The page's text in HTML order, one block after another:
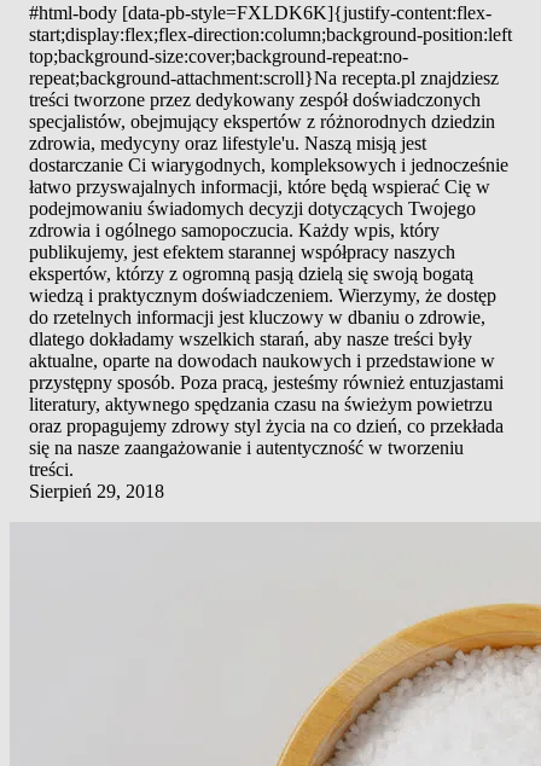
#html-body [data-pb-style=FXLDK6K]{justify-content:flex-
start;display:flex;flex-direction:column;background-position:left
top;background-size:cover;background-repeat:no-
repeat;background-attachment:scroll}Na recepta.pl znajdziesz
treści tworzone przez dedykowany zespół doświadczonych
specjalistów, obejmujący ekspertów z różnorodnych dziedzin
zdrowia, medycyny oraz lifestyle'u. Naszą misją jest
dostarczanie Ci wiarygodnych, kompleksowych i jednocześnie
łatwo przyswajalnych informacji, które będą wspierać Cię w
podejmowaniu świadomych decyzji dotyczących Twojego
zdrowia i ogólnego samopoczucia. Każdy wpis, który
publikujemy, jest efektem starannej współpracy naszych
ekspertów, którzy z ogromną pasją dzielą się swoją bogatą
wiedzą i praktycznym doświadczeniem. Wierzymy, że dostęp
do rzetelnych informacji jest kluczowy w dbaniu o zdrowie,
dlatego dokładamy wszelkich starań, aby nasze treści były
aktualne, oparte na dowodach naukowych i przedstawione w
przystępny sposób. Poza pracą, jesteśmy również entuzjastami
literatury, aktywnego spędzania czasu na świeżym powietrzu
oraz propagujemy zdrowy styl życia na co dzień, co przekłada
się na nasze zaangażowanie i autentyczność w tworzeniu
treści.
Sierpień 29, 2018